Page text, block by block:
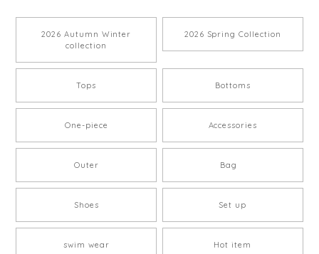
2026 Autumn Winter
collection
2026 Spring Collection
Tops Bottoms
One-piece Accessories
Outer Bag
Shoes Set up
swim wear Hot item